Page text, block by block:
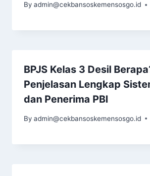
By admin@cekbansoskemensosgo.id
BPJS Kelas 3 Desil
Penjelasan Lengkap
dan Penerima PBI
By admin@cekbansoskemensosgo.id